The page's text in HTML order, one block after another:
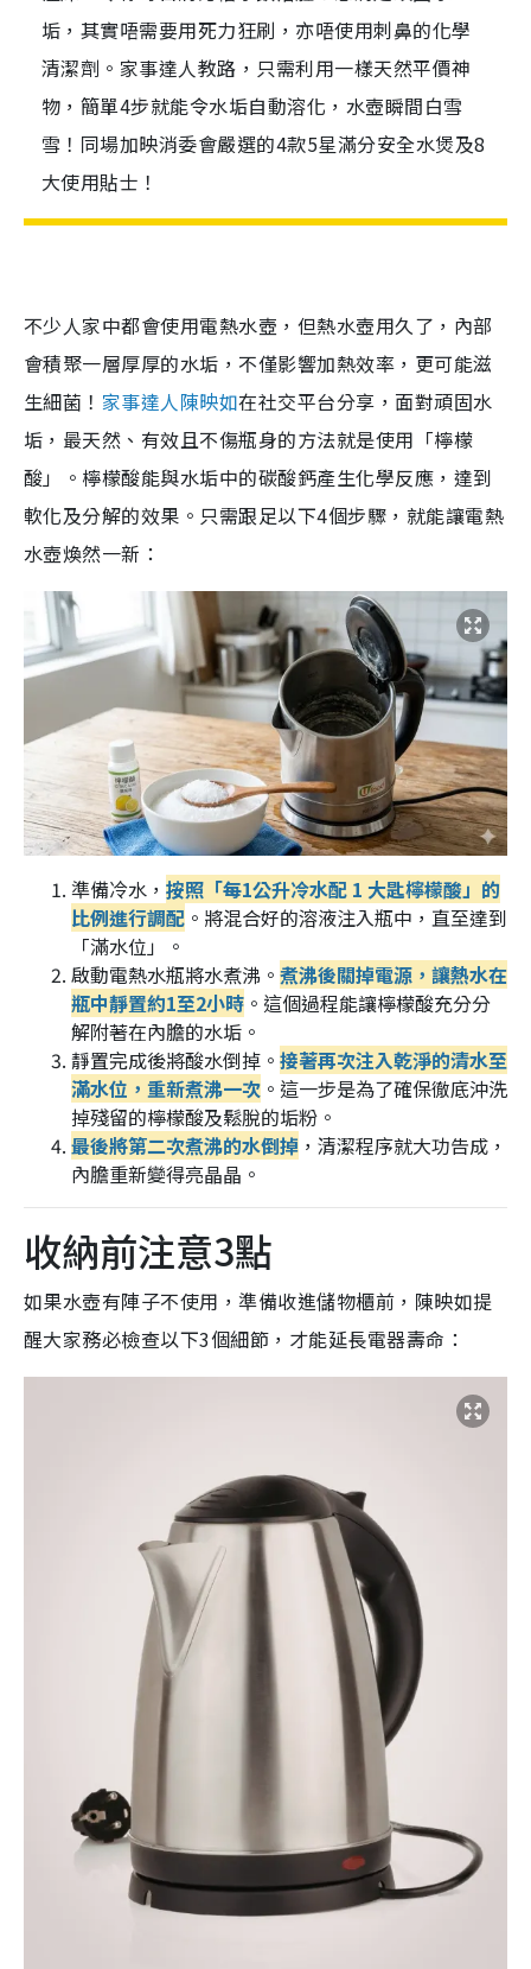
垢，其實唔需要用死力狂刷，亦唔使用刺鼻的化學
清潔劑。家事達人教路，只需利用一樣天然平價神
物，簡單4步就能令水垢自動溶化，水壺瞬間白雪
雪！同場加映消委會嚴選的4款5星滿分安全水煲及8
大使用貼士！
不少人家中都會使用電熱水壺，但熱水壺用久了，內部
會積聚一層厚厚的水垢，不僅影響加熱效率，更可能滋
生細菌！ 家事達人陳映如在社交平台分享，面對頑固水
垢，最天然、有效且不傷瓶身的方法就是使用「檸檬
酸」。檸檬酸能與水垢中的碳酸鈣產生化學反應，達到
軟化及分解的效果。只需跟足以下4個步驟，就能讓電熱
水壺煥然一新：
準備冷水， 按照「每1公升冷水配 1 大匙檸檬酸」的
比例進行調配 。將混合好的溶液注入瓶中，直至達到
「滿水位」。
啟動電熱水瓶將水煮沸。 煮沸後關掉電源，讓熱水在
瓶中靜置約1至2小時 。這個過程能讓檸檬酸充分分
解附著在內膽的水垢。
靜置完成後將酸水倒掉。 接著再次注入乾淨的清水至
滿水位，重新煮沸一次 。這一步是為了確保徹底沖洗
掉殘留的檸檬酸及鬆脫的垢粉。
最後將第二次煮沸的水倒掉 ，清潔程序就大功告成，
內膽重新變得亮晶晶。
收納前注意3點
如果水壺有陣子不使用，準備收進儲物櫃前，陳映如提
醒大家務必檢查以下3個細節，才能延長電器壽命：